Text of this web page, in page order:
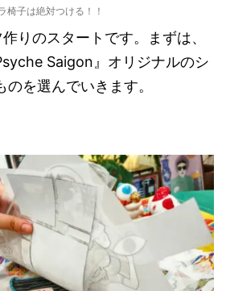
椅子は絶対つける！！
りのスタートです。まずは、
Saigon』オリジナルのシ
を選んでいきます。